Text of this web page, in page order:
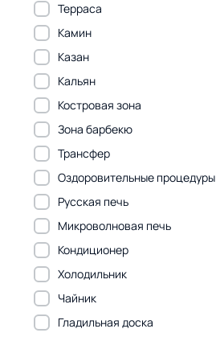
Терраса
Камин
Казан
Кальян
Костровая зона
Зона барбекю
Трансфер
Оздоровительные процедуры
Русская печь
Микроволновая печь
Кондиционер
Холодильник
Чайник
Гладильная доска